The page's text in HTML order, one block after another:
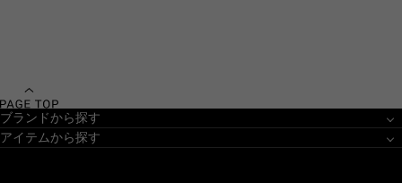
ブランドから探す
アイテムから探す